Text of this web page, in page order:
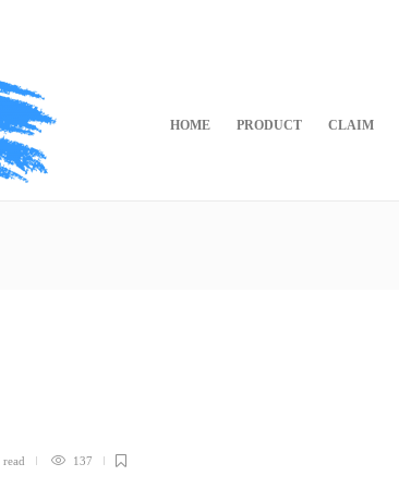
HOME PRODUCT CLAIM
read 137